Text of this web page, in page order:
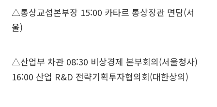
△통상교섭본부장 15:00 카타르 통상장관 면담(서
울)
△산업부 차관 08:30 비상경제 본부회의(서울청사)
16:00 산업 R&D 전략기획투자협의회(대한상의)